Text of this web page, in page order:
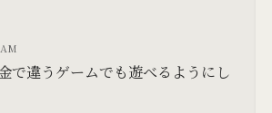
で違うゲームでも遊べるようにし